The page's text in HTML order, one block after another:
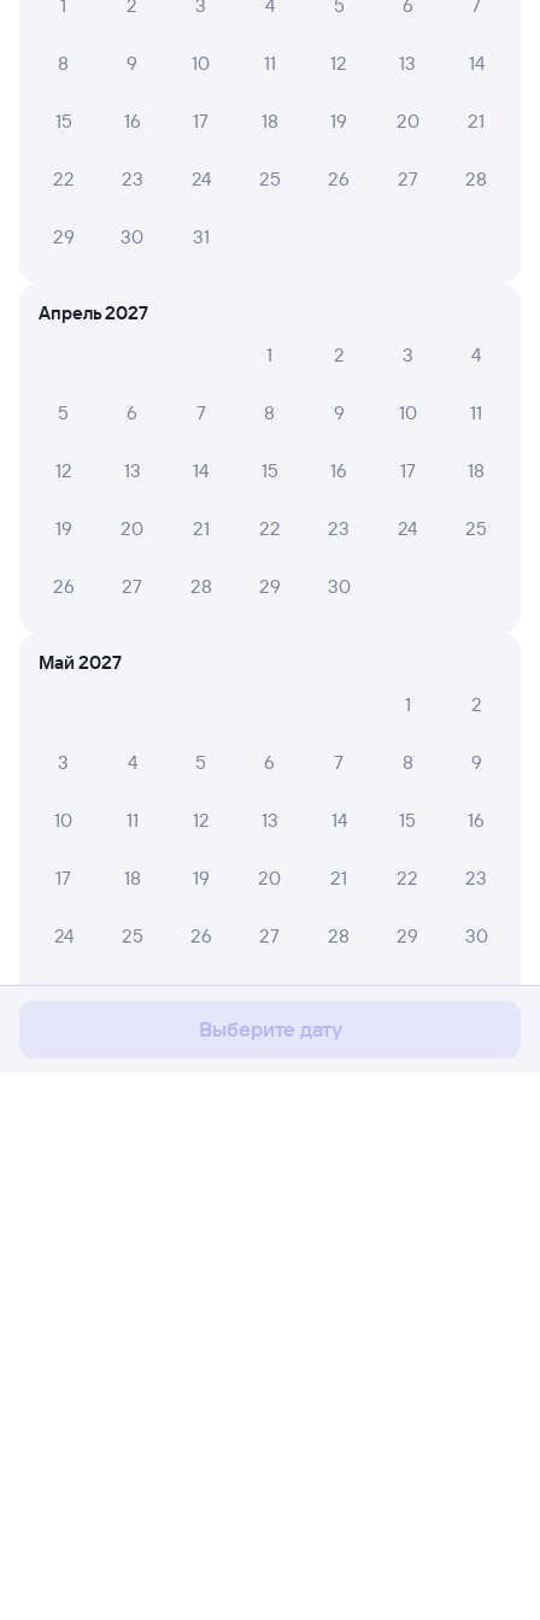
Мы используем cookies для более удобной работы
1
2 3 4 5 6 7
8 9 10 11 12 13 14
15 16 17 18 19 20 21
22 23 24 25 26 27 28
29 30 31
Апрель 2027
1
2 3 4
5 6 7 8 9 10 11
12 13 14 15 16 17 18
19 20 21 22 23 24 25
26 27 28 29 30
Май 2027
1
2
3 4 5 6 7 8 9
10 11 12 13 14 15 16
17 18 19 20 21 22 23
24 25 26 27 28 29 30
Выберите дату